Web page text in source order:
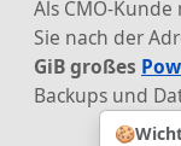
🍪
Als CMO-
Sie nach der
GiB großes
Backups und